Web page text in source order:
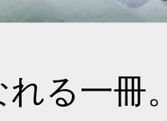
る一冊